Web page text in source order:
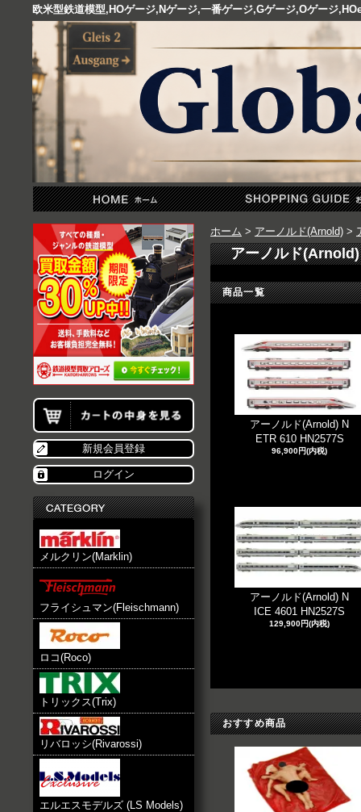
欧米型鉄道模型,HOゲージ,Nゲージ,一番ゲージ,Gゲージ,Oゲージ
新規会員登録
ログイン
メルクリン(Marklin)
フライシュマン(Fleischmann)
ロコ(Roco)
トリックス(Trix)
リバロッシ(Rivarossi)
エルエスモデルズ (LS Models)
ホーム > アーノルド(Arnold) >
アーノルド
商品一覧
アーノルド(Arnold) N
ETR 610 HN2577S
96,900円(内税)
アーノルド(Arnold) N
ICE 4601 HN2527S
129,900円(内税)
おすすめ商品